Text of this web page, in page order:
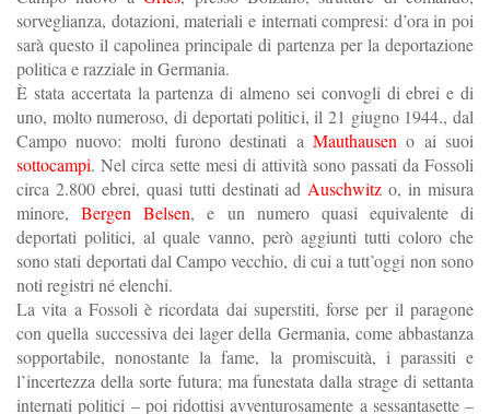
sorveglianza, dotazioni, materiali e internati compresi: d’ora in poi
sarà questo il capolinea principale di partenza per la deportazione
politica e razziale in Germania.
È stata accertata la partenza di almeno sei convogli di ebrei e di
uno, molto numeroso, di deportati politici, il 21 giugno 1944., dal
Campo nuovo: molti furono destinati a Mauthausen o ai suoi
sottocampi. Nel circa sette mesi di attività sono passati da Fossoli
circa 2.800 ebrei, quasi tutti destinati adAuschwitz o, in misura
minore,Bergen Belsen, e un numero quasi equivalente di
deportati politici, al quale vanno, però aggiunti tutti coloro che
sono stati deportati dal Campo vecchio, di cui a tutt’oggi non sono
noti registri né elenchi.
La vita a Fossoli è ricordata dai superstiti, forse per il paragone
con quella successiva dei lager della Germania, come abbastanza
sopportabile, nonostante la fame, la promiscuità, i parassiti e
l’incertezza della sorte futura; ma funestata dalla strage di settanta
internati politici – poi ridottisi avventurosamente a sessantasette –